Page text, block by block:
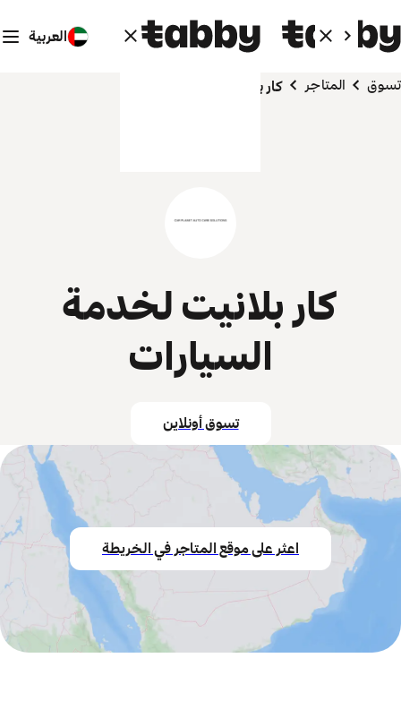
العربية
تسوق المتاجر كار بلانيت لخدمة السيارات
كار بلانيت لخدمة
السيارات
تسوق أونلاين
اعثر على موقع المتاجر في الخريطة